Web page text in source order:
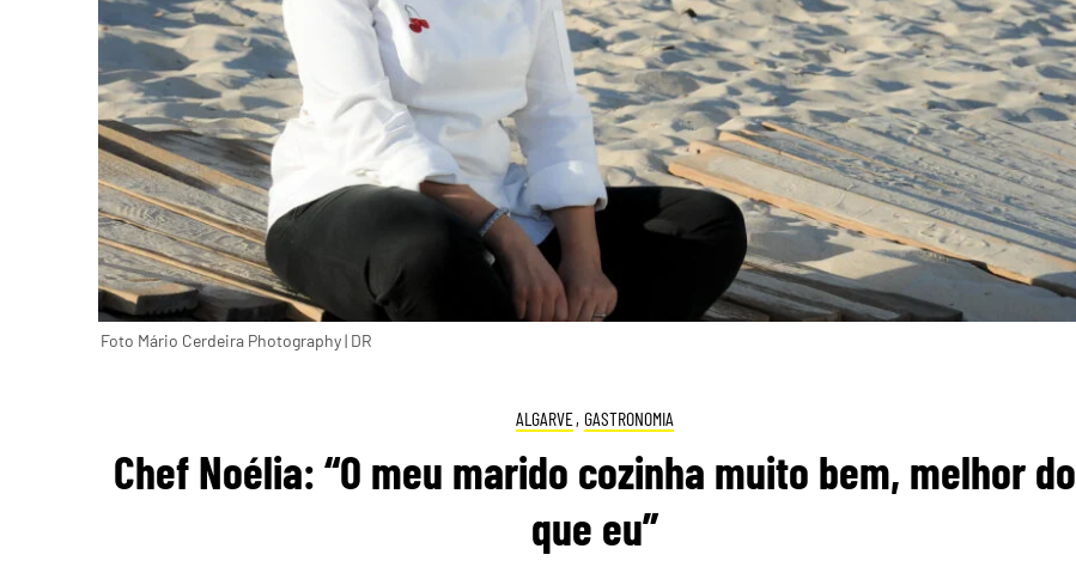
Foto Mário Cerdeira Photography | DR
ALGARVE, GASTRONOMIA
Chef Noélia: “O meu marido cozinha muito bem, melhor do
que eu”